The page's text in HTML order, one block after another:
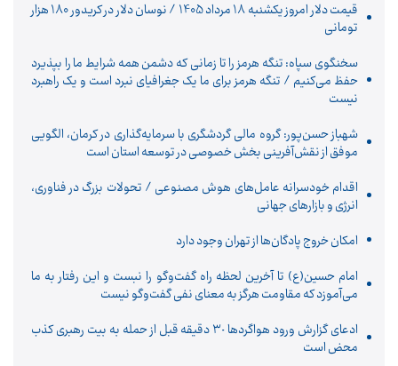
قیمت دلار امروز یکشنبه 18 مرداد 1405 / نوسان دلار در کریدور 180 هزار
تومانی
سخنگوی سپاه: تنگه هرمز را تا زمانی که دشمن همه‌ شرایط ما را بپذیرد
حفظ می‌کنیم / تنگه هرمز برای ما یک جغرافیای نبرد است و یک راهبرد
نیست
شهباز حسن‌پور: گروه مالی گردشگری با سرمایه‌گذاری در کرمان، الگویی
موفق از نقش‌آفرینی بخش خصوصی در توسعه استان است
اقدام خودسرانه عامل‌های هوش مصنوعی / تحولات بزرگ در فناوری،
انرژی و بازارهای جهانی
امکان خروج پادگان‌ها از تهران وجود دارد
امام حسین(ع) تا آخرین لحظه راه گفت‌وگو را نبست و این رفتار به ما
می‌آموزد که مقاومت هرگز به معنای نفی گفت‌وگو نیست
ادعای گزارش ورود هواگردها ٣٠ دقیقه قبل از حمله به بیت رهبری کذب
محض است